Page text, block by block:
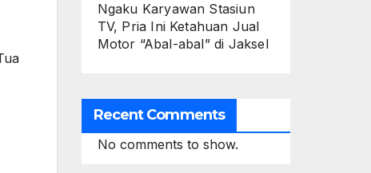
Ngaku Karyawan Stasiun
TV, Pria Ini Ketahuan Jual
Motor “Abal-abal” di Jaksel
Recent Comments
No comments to show.